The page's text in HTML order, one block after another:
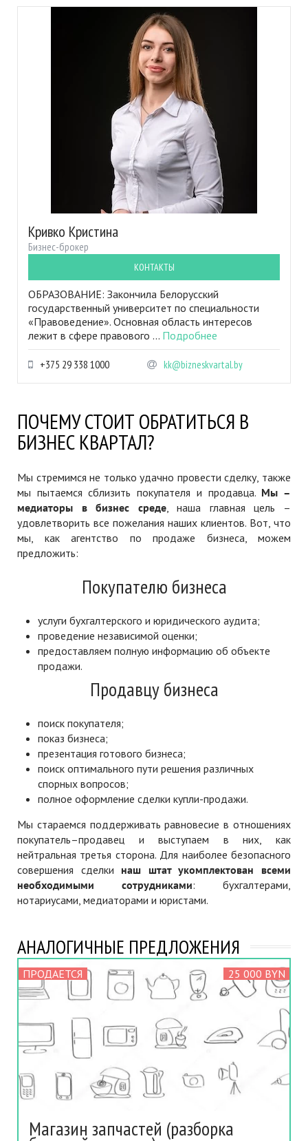
Кривко Кристина
Бизнес-брокер
КОНТАКТЫ
ОБРАЗОВАНИЕ: Закончила Белорусский
государственный университет по специальности
«Правоведение». Основная область интересов
лежит в сфере правового ... Подробнее
+375 29 338 1000 kk@bizneskvartal.by
ПОЧЕМУ СТОИТ ОБРАТИТЬСЯ В
БИЗНЕС КВАРТАЛ?
Мы стремимся не только удачно провести сделку, также
мы пытаемся сблизить покупателя и продавца. Мы –
медиаторы в бизнес среде, наша главная цель –
удовлетворить все пожелания наших клиентов. Вот, что
мы, как агентство по продаже бизнеса, можем
предложить:
Покупателю бизнеса
услуги бухгалтерского и юридического аудита;
проведение независимой оценки;
предоставляем полную информацию об объекте
продажи.
Продавцу бизнеса
поиск покупателя;
показ бизнеса;
презентация готового бизнеса;
поиск оптимального пути решения различных
спорных вопросов;
полное оформление сделки купли-продажи.
Мы стараемся поддерживать равновесие в отношениях
покупатель–продавец и выступаем в них, как
нейтральная третья сторона. Для наиболее безопасного
совершения сделки наш штат укомплектован всеми
необходимыми сотрудниками: бухгалтерами,
нотариусами, медиаторами и юристами.
АНАЛОГИЧНЫЕ ПРЕДЛОЖЕНИЯ
ПРОДАЕТСЯ 25 000 BYN
Магазин запчастей (разборка